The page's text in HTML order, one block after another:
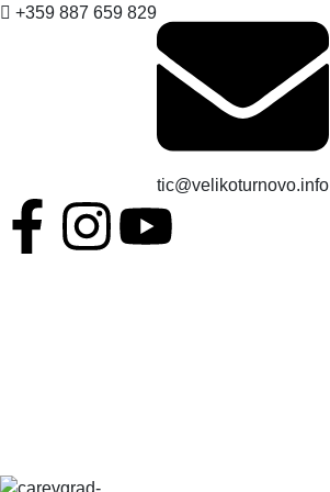
+359 887 659 829
tic@velikoturnovo.info